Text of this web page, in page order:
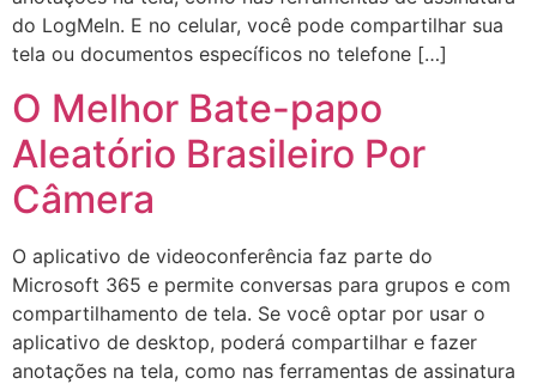
do LogMeIn. E no celular, você pode compartilhar sua
tela ou documentos específicos no telefone […]
O Melhor Bate-papo
Aleatório Brasileiro Por
Câmera
O aplicativo de videoconferência faz parte do
Microsoft 365 e permite conversas para grupos e com
compartilhamento de tela. Se você optar por usar o
aplicativo de desktop, poderá compartilhar e fazer
anotações na tela, como nas ferramentas de assinatura